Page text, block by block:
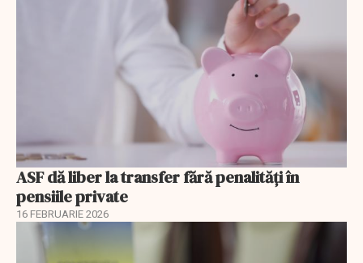
ASF dă liber la transfer fără penalități în
pensiile private
16 FEBRUARIE 2026